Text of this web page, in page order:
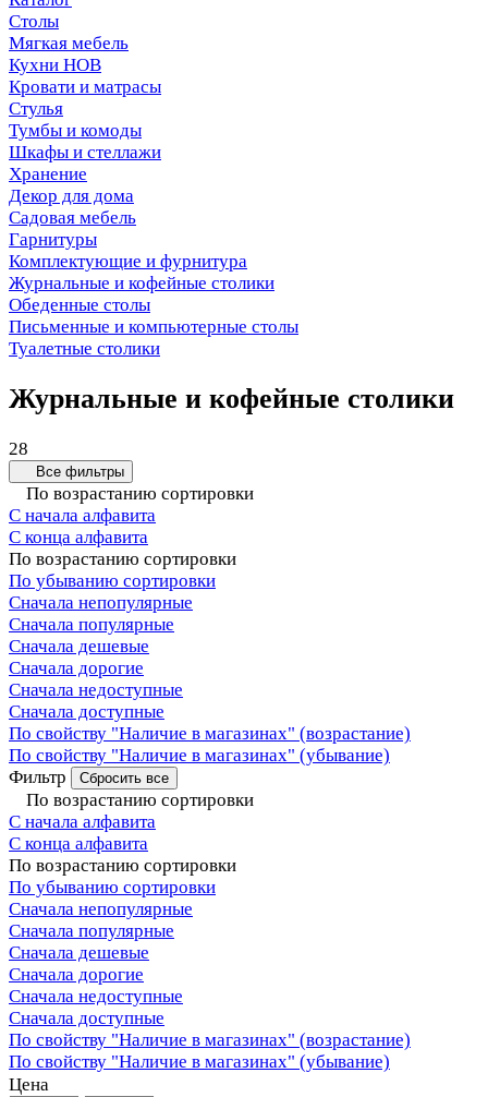
Столы
Мягкая мебель
Кухни НОВ
Кровати и матрасы
Стулья
Тумбы и комоды
Шкафы и стеллажи
Хранение
Декор для дома
Садовая мебель
Гарнитуры
Комплектующие и фурнитура
Журнальные и кофейные столики
Обеденные столы
Письменные и компьютерные столы
Туалетные столики
Журнальные и кофейные столики
28
Все фильтры
По возрастанию сортировки
С начала алфавита
С конца алфавита
По возрастанию сортировки
По убыванию сортировки
Сначала непопулярные
Сначала популярные
Сначала дешевые
Сначала дорогие
Сначала недоступные
Сначала доступные
По свойству "Наличие в магазинах" (возрастание)
По свойству "Наличие в магазинах" (убывание)
Фильтр
Сбросить все
По возрастанию сортировки
С начала алфавита
С конца алфавита
По возрастанию сортировки
По убыванию сортировки
Сначала непопулярные
Сначала популярные
Сначала дешевые
Сначала дорогие
Сначала недоступные
Сначала доступные
По свойству "Наличие в магазинах" (возрастание)
По свойству "Наличие в магазинах" (убывание)
Цена